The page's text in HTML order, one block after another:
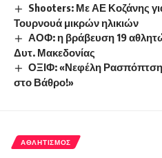
Shooters: Με ΑΕ Κοζάνης
Τουρνουά μικρών ηλικιών
ΑΟΦ: η βράβευση 19
Δυτ. Μακεδονίας
ΟΞΙΦ: «Νεφέλη
στο Βάθρο!»
ΑΘΛΗΤΙΣΜΌΣ